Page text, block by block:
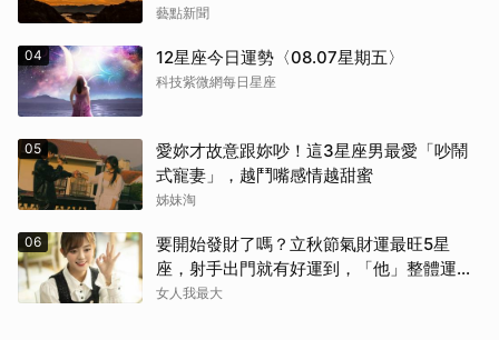
藝點新聞
04 12星座今日運勢〈08.07星期五〉
科技紫微網每日星座
05
愛妳才故意跟妳吵！這3星座男最愛「吵鬧
式寵妻」，越鬥嘴感情越甜蜜
姊妹淘
06
要開始發財了嗎？立秋節氣財運最旺5星
座，射手出門就有好運到，「他」整體運勢
將走上坡
女人我最大